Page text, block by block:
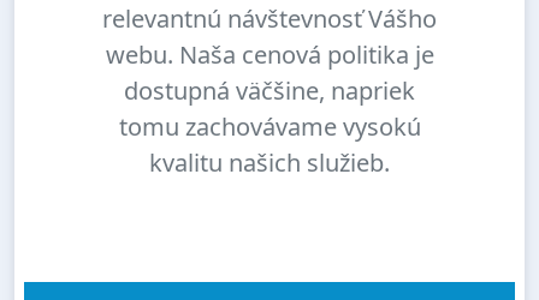
relevantnú návštevnosť Vášho
webu. Naša cenová politika je
dostupná väčšine, napriek
tomu zachovávame vysokú
kvalitu našich služieb.